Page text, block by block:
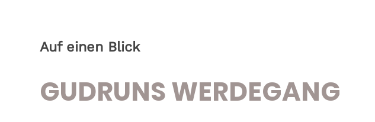
Auf einen Blick
GUDRUNS WERDEGANG